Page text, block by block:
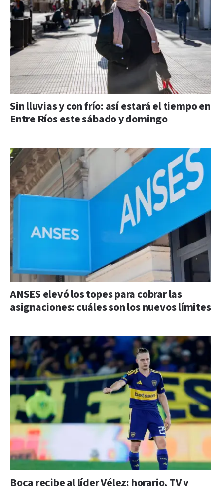
Sin lluvias y con frío: así estará el tiempo en
Entre Ríos este sábado y domingo
ANSES elevó los topes para cobrar las
asignaciones: cuáles son los nuevos límites
Boca recibe al líder Vélez: horario, TV y